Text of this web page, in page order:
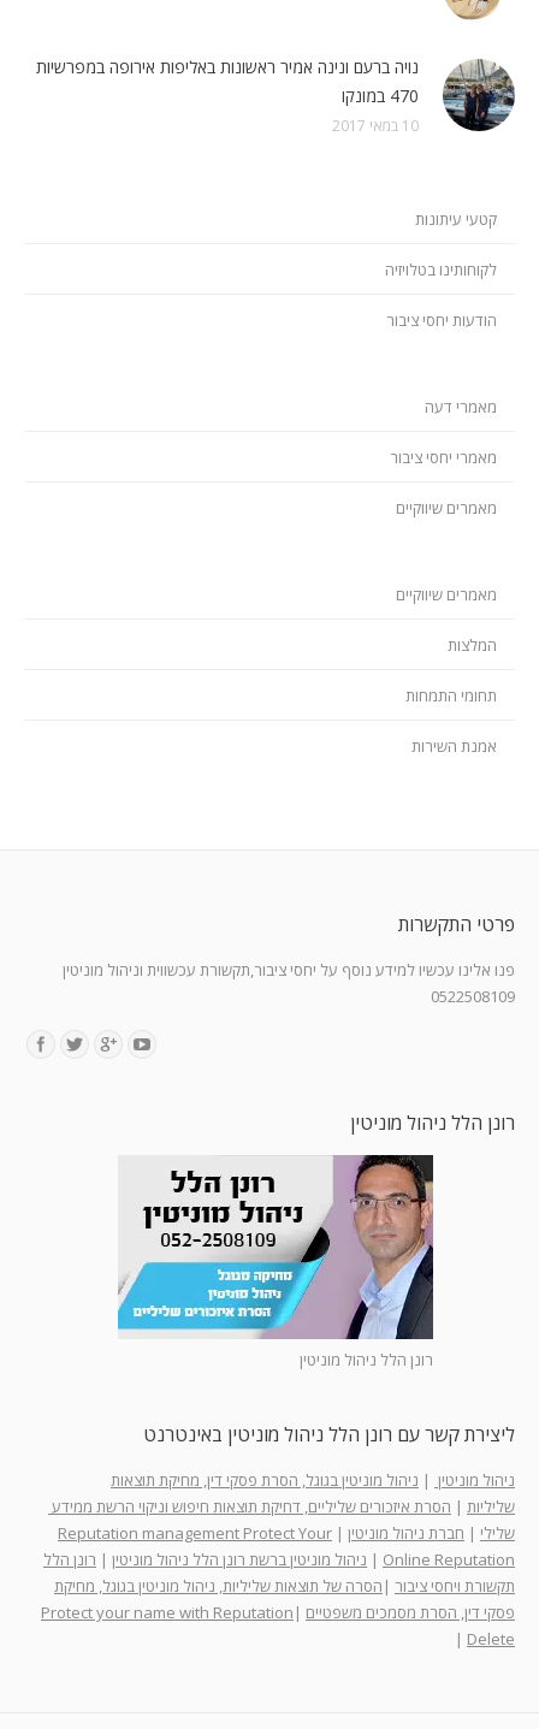
נויה ברעם ונינה אמיר ראשונות באליפות אירופה במפרשיות
470 במונקו
10 במאי 2017
קטעי עיתונות
לקוחותינו בטלויזיה
הודעות יחסי ציבור
מאמרי דעה
מאמרי יחסי ציבור
מאמרים שיווקיים
מאמרים שיווקיים
המלצות
תחומי התמחות
אמנת השירות
פרטי התקשרות
פנו אלינו עכשיו למידע נוסף על יחסי ציבור,תקשורת עכשווית וניהול מוניטין
0522508109
רונן הלל ניהול מוניטין
רונן הלל ניהול מוניטין
ליצירת קשר עם רונן הלל ניהול מוניטין באינטרנט
ניהול מוניטין | ניהול מוניטין בגוגל, הסרת פסקי דין, מחיקת תוצאות
שליליות | הסרת איזכורים שליליים, דחיקת תוצאות חיפוש וניקוי הרשת ממידע
שלילי | חברת ניהול מוניטין |
Reputation management Protect Your
Online Reputation
| ניהול מוניטין ברשת רונן הלל ניהול מוניטין | רונן הלל
תקשורת ויחסי ציבור | הסרה של תוצאות שליליות, ניהול מוניטין בגוגל, מחיקת
פסקי דין, הסרת מסמכים משפטיים |
Protect your name with Reputation
Delete
|